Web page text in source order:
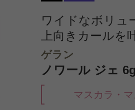
ワイドなボリュ
上向きカールを
ゲラン
ノワール ジェ
マスカラ・